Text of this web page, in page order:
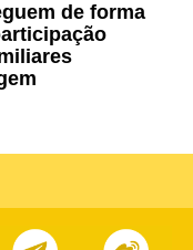
de forma